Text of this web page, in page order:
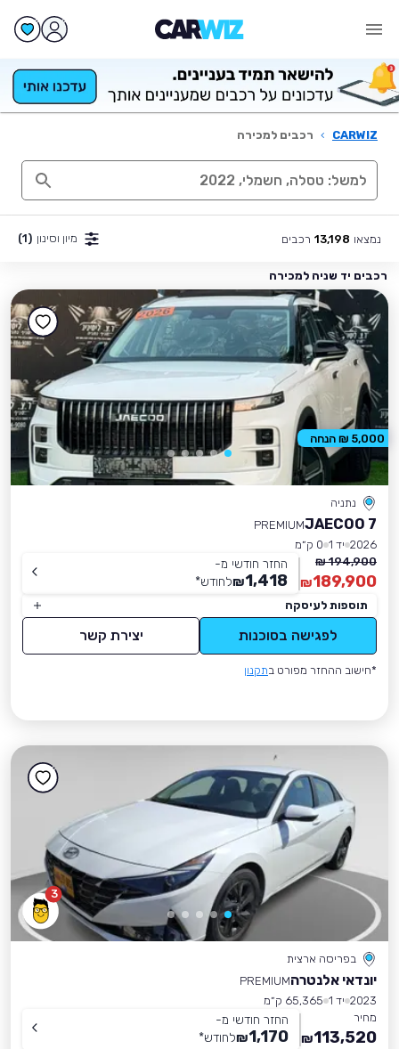
CARWIZ
› רכבים למכירה
נמצאו 13,198 רכבים מיון וסינון (1)
רכבים יד שניה למכירה
נתניה
JAECOO 7
PREMIUM
2026 יד 1
0 ק״מ
194,900 ₪
189,900
₪
החזר חודשי מ-
1,418
₪לחודש*
תוספות לעיסקה
לפגישה בסוכנות יצירת קשר
*חישוב ההחזר מפורט בתקנון
5,000 ₪ הנחה
3
בפריסה ארצית
יונדאי אלנטרהPREMIUM
2023 יד 1
65,365 ק״מ
מחיר
113,520
₪
החזר חודשי מ-
1,170
₪לחודש*